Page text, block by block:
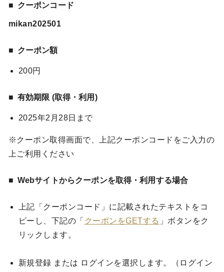
クーポンコード
mikan202501
クーポン額
200円
有効期限 (取得・利用)
2025年2月28日まで
※クーポン取得画面で、上記クーポンコードをご入力の
上ご利用ください
Webサイトからクーポンを取得・利用する場合
上記「クーポンコード」に記載されたテキストをコ
ピーし、下記の「 クーポンをGETする 」ボタンをク
リックします。
新規登録 または ログインを選択します。（ログイン